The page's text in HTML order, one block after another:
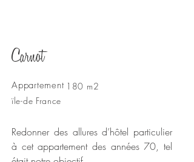
Carnot
Appartement 180 m2
ïle-de France
Redonner des allures d’hôtel particulier
à cet appartement des années 70, tel